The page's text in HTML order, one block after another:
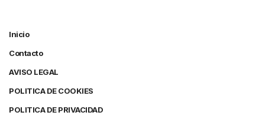
Inicio
Contacto
AVISO LEGAL
POLITICA DE COOKIES
POLITICA DE PRIVACIDAD